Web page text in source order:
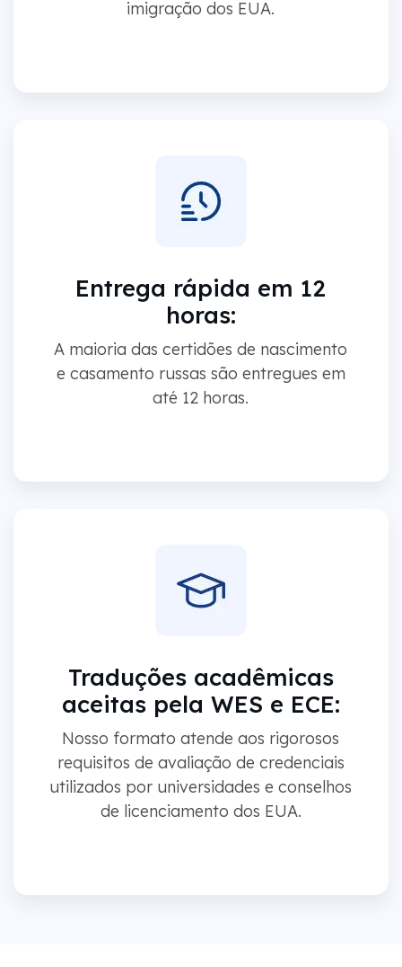
imigração dos EUA.
Entrega rápida em 12
horas:
A maioria das certidões de nascimento
e casamento russas são entregues em
até 12 horas.
Traduções acadêmicas
aceitas pela WES e ECE:
Nosso formato atende aos rigorosos
requisitos de avaliação de credenciais
utilizados por universidades e conselhos
de licenciamento dos EUA.